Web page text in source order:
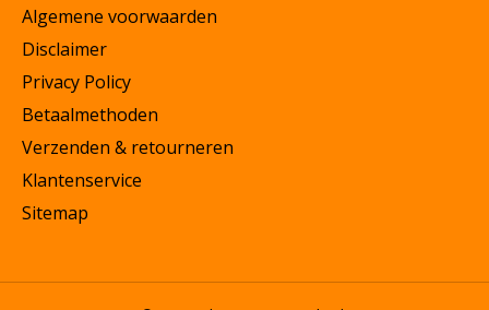
Algemene voorwaarden
Disclaimer
Privacy Policy
Betaalmethoden
Verzenden & retourneren
Klantenservice
Sitemap